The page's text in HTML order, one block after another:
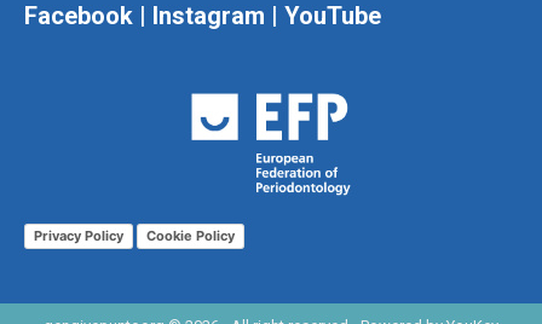
Facebook | Instagram | YouTube
Privacy Policy Cookie Policy